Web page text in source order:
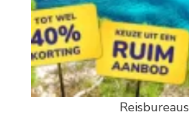
Reisbureaus